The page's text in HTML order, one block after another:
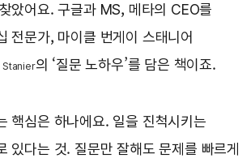
았어요. 구글과 MS, 메타의 CEO를
전문가, 마이클 번게이 스태니어
Stanier의 ‘질문 노하우’를 담은 책이죠.
핵심은 하나에요. 일을 진척시키는
있다는 것. 질문만 잘해도 문제를 빠르게